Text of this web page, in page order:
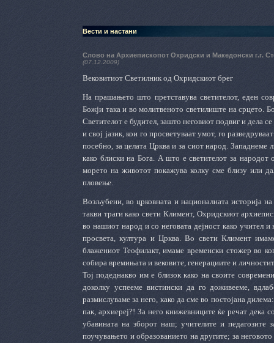
Вести и настани
Слово на Архиепископот Охридски и Македонски г.г.
(07.12.2009)
Вековитиот Светилник од Охридскиот брег
На прашањето што претставува светителот, еден
Божји така и во молитвеното светилиште на срцето.
Светителот е будител, зашто неговиот подвиг и дела
и свој јазик, кои го просветуваат умот, го
посебно, за целата Црква и за сиот народ. Западнеме
како блиски на Бога. А што е светителот за народот
морето на животот покажува колку сме близу или
пловење.
Возљубени, во црковната и националната историја
такви траги како свети Климент, Охридскиот
во нашиот народ и со неговата дејност како учител
просвета, култура и Црква. Во свети Климент
блажениот Теофилакт, имаме временски стожер во
собира времињата и вековите, генерациите и
Тој подеднакво им е близок како на своите
доколку успееме вистински да го доживееме,
размислуваме за него, како да сме во постојана
пак, архиереј?! За него книжевниците ќе речат дека
убавината на зборот наш; учителите и педагозите
поучувањето и образованието на другите; за